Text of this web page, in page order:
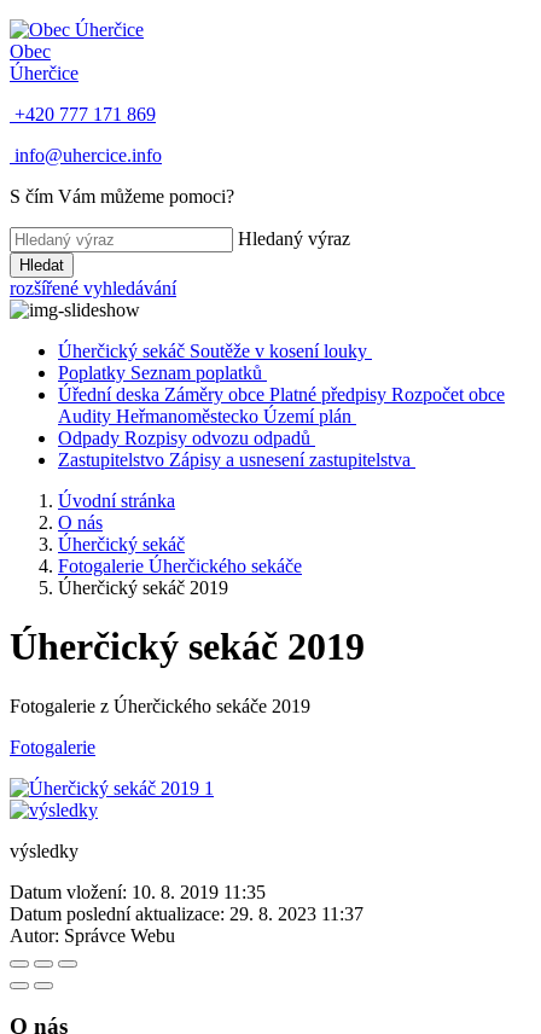
Obec
Úherčice
+420 777 171 869
info@uhercice.info
S čím Vám můžeme pomoci?
Hledaný výraz
Hledat
rozšířené vyhledávání
Úherčický sekáč Soutěže v kosení louky
Poplatky Seznam poplatků
Úřední deska Záměry obce Platné předpisy Rozpočet obce
Audity Heřmanoměstecko Území plán
Odpady Rozpisy odvozu odpadů
Zastupitelstvo Zápisy a usnesení zastupitelstva
Úvodní stránka
O nás
Úherčický sekáč
Fotogalerie Úherčického sekáče
Úherčický sekáč 2019
Úherčický sekáč 2019
Fotogalerie z Úherčického sekáče 2019
Fotogalerie
výsledky
Datum vložení: 10. 8. 2019 11:35
Datum poslední aktualizace: 29. 8. 2023 11:37
Autor: Správce Webu
O nás